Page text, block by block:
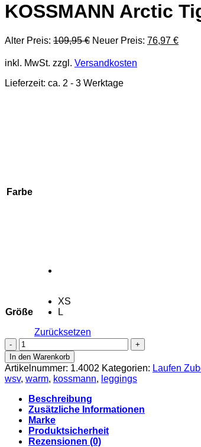
KOSSMANN Arctic
Alter Preis: 109,95€ Ursprünglicher
war:
Neuer Preis: 76,97 €
inkl. MwSt. zzgl. Versandkosten
Lieferzeit: ca. 2 - 3 Werktage
Farbe
Größe
XS
L
Zurücksetzen
KOSSMANN
Arctic
Tight
Damen
Kurzgröße
-
Laufhose
Damen
Menge
In den Warenkorb
Artikelnummer: 1.4002 Kategorien: Laufen
wsv, warm, kossmann, leggings
Beschreibung
Zusätzliche Informationen
Marke
Produktsicherheit
Rezensionen (0)